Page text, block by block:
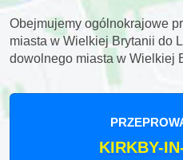
Obejmujemy ogólnokrajowe
miasta w Wielkiej Brytanii do
dowolnego miasta w Wielkiej
KIRKBY-